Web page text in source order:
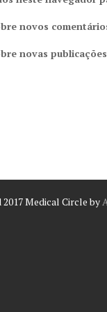
novos
novas
Medical Circle by